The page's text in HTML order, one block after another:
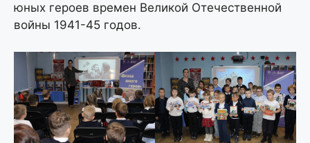
юных героев времен Великой Отечественной
войны 1941-45 годов.